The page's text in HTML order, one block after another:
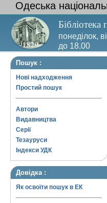
Одеська
понеділок,
до 18.00
Вихідний
Пошук :
Нові надходження
Простий пошук
Автори
Видавництва
Серії
Тезауруси
Індекси УДК
Довідка :
Як освоїти пошук в ЕК